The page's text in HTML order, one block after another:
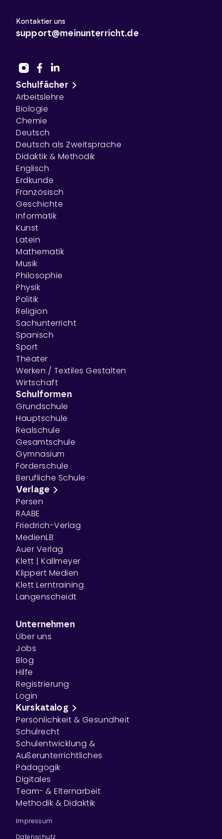
Kontaktier uns
support@meinunterricht.de
Schulfächer
Arbeitslehre
Biologie
Chemie
Deutsch
Deutsch als Zweitsprache
Didaktik & Methodik
Englisch
Erdkunde
Französisch
Geschichte
Informatik
Kunst
Latein
Mathematik
Musik
Philosophie
Physik
Politik
Religion
Sachunterricht
Spanisch
Sport
Theater
Werken / Textiles Gestalten
Wirtschaft
Schulformen
Grundschule
Hauptschule
Realschule
Gesamtschule
Gymnasium
Förderschule
Berufliche Schule
Verlage
Persen
RAABE
Friedrich-Verlag
MedienLB
Auer Verlag
Klett | Kallmeyer
Klippert Medien
Klett Lerntraining
Langenscheidt
Unternehmen
Über uns
Jobs
Blog
Hilfe
Registrierung
Login
Kurskatalog
Persönlichkeit & Gesundheit
Schulrecht
Schulentwicklung &
Außerunterrichtliches
Pädagogik
Digitales
Team- & Elternarbeit
Methodik & Didaktik
Impressum
Datenschutz